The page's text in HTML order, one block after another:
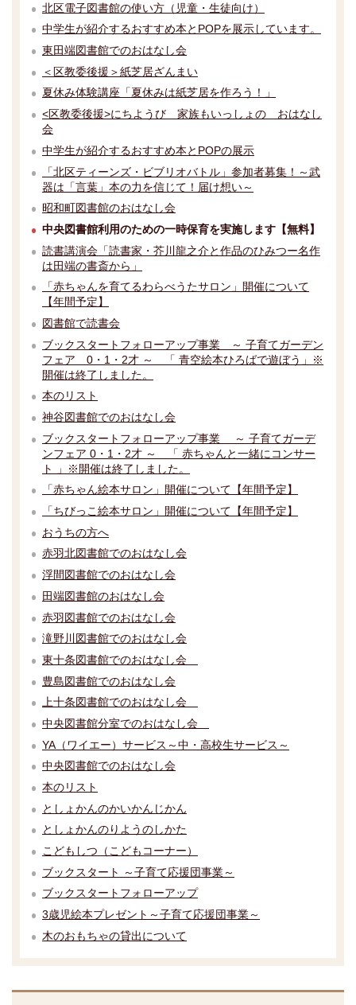
北区電子図書館の使い方（児童・生徒向け）
中学生が紹介するおすすめ本とPOPを展示しています。
東田端図書館でのおはなし会
＜区教委後援＞紙芝居ざんまい
夏休み体験講座「夏休みは紙芝居を作ろう！」
<区教委後援>にちようび 家族もいっしょの おはなし
会
中学生が紹介するおすすめ本とPOPの展示
「北区ティーンズ・ビブリオバトル」参加者募集！～武
器は「言葉」本の力を信じて！届け想い～
昭和町図書館のおはなし会
中央図書館利用のための一時保育を実施します【無料】
読書講演会「読書家・芥川龍之介と作品のひみつー名作
は田端の書斎から」
「赤ちゃんを育てるわらべうたサロン」開催について
【年間予定】
図書館で読書会
ブックスタートフォローアップ事業 ～ 子育てガーデン
フェア 0・1・2才 ～ 「 青空絵本ひろばで遊ぼう」※
開催は終了しました。
本のリスト
神谷図書館でのおはなし会
ブックスタートフォローアップ事業 ～ 子育てガーデ
ンフェア 0・1・2才 ～ 「 赤ちゃんと一緒にコンサー
ト 」※開催は終了しました。
「赤ちゃん絵本サロン」開催について【年間予定】
「ちびっこ絵本サロン」開催について【年間予定】
おうちの方へ
赤羽北図書館でのおはなし会
浮間図書館でのおはなし会
田端図書館のおはなし会
赤羽図書館でのおはなし会
滝野川図書館でのおはなし会
東十条図書館でのおはなし会
豊島図書館でのおはなし会
上十条図書館でのおはなし会
中央図書館分室でのおはなし会
YA（ワイエー）サービス～中・高校生サービス～
中央図書館でのおはなし会
本のリスト
としょかんのかいかんじかん
としょかんのりようのしかた
こどもしつ（こどもコーナー）
ブックスタート ～子育て応援団事業～
ブックスタートフォローアップ
3歳児絵本プレゼント～子育て応援団事業～
木のおもちゃの貸出について